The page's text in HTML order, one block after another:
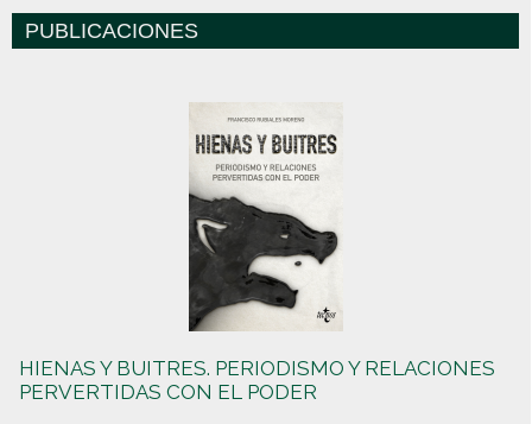
PUBLICACIONES
HIENAS Y BUITRES. PERIODISMO Y RELACIONES
PERVERTIDAS CON EL PODER